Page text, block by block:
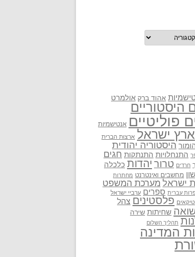
אהוד ברק אולמרט
היסטוריים
פוליטיים אנטישמיות
ארץ ישראל ארצות הברית
היסטוריה יהודית
התנחלויות התנתקות חגים
חרדים טרור יהדות כלכלה
מחשבים ואינטרנט מחתרות
ישראל מערכת המשפט
עברית ספרים ערביי ישראל
פלסטינים צהל
שחיתות שירה
תהליך השלום
המדינה